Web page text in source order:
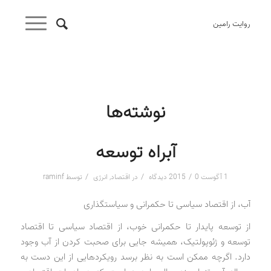
روایت رامین
نوشته‌ها
آبراه توسعه
1 آگوست 2015 / 0 دیدگاه / در اقتصاد, انرژی / توسط raminf
آب، از اقتصاد سیاسی تا حکمرانی و سیاستگذاری
از توسعه پایدار تا حکمرانی خوب، از اقتصاد سیاسی تا اقتصاد
توسعه و ژئوپولتیک، همیشه جایی برای صحبت کردن از آب وجود
دارد. اگرچه ممکن است به نظر برسد رویکردهایی از این دست به